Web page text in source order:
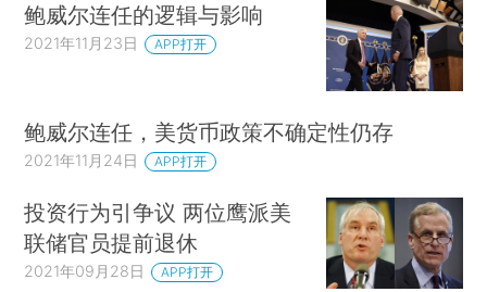
鲍威尔连任的逻辑与影响
2021年11月23日 APP打开
鲍威尔连任，美货币政策不确定性仍存
2021年11月24日 APP打开
投资行为引争议 两位鹰派美
联储官员提前退休
2021年09月28日 APP打开